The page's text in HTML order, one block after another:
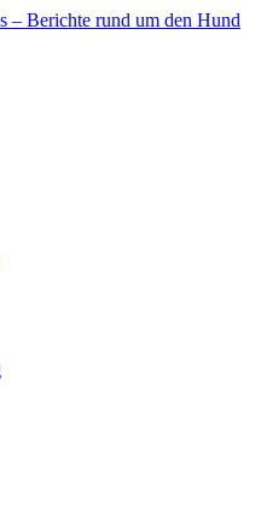
– Berichte rund um den Hund